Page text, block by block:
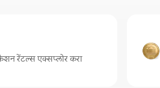
रेंटल्स एक्सप्लोर करा